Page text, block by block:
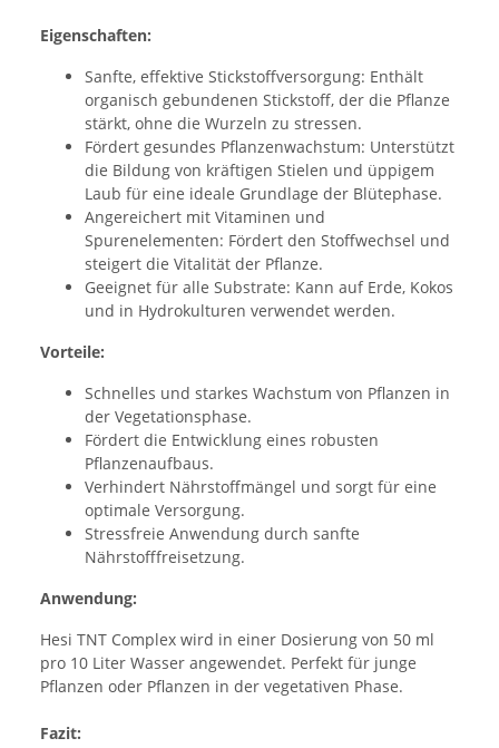
Eigenschaften:
Sanfte, effektive Stickstoffversorgung: Enthält
organisch gebundenen Stickstoff, der die Pflanze
stärkt, ohne die Wurzeln zu stressen.
Fördert gesundes Pflanzenwachstum: Unterstützt
die Bildung von kräftigen Stielen und üppigem
Laub für eine ideale Grundlage der Blütephase.
Angereichert mit Vitaminen und
Spurenelementen: Fördert den Stoffwechsel und
steigert die Vitalität der Pflanze.
Geeignet für alle Substrate: Kann auf Erde, Kokos
und in Hydrokulturen verwendet werden.
Vorteile:
Schnelles und starkes Wachstum von Pflanzen in
der Vegetationsphase.
Fördert die Entwicklung eines robusten
Pflanzenaufbaus.
Verhindert Nährstoffmängel und sorgt für eine
optimale Versorgung.
Stressfreie Anwendung durch sanfte
Nährstofffreisetzung.
Anwendung:
Hesi TNT Complex wird in einer Dosierung von 50 ml
pro 10 Liter Wasser angewendet. Perfekt für junge
Pflanzen oder Pflanzen in der vegetativen Phase.
Fazit: